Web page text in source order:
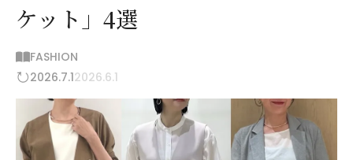
ケット」4選
FASHION
2026.7.12026.6.1